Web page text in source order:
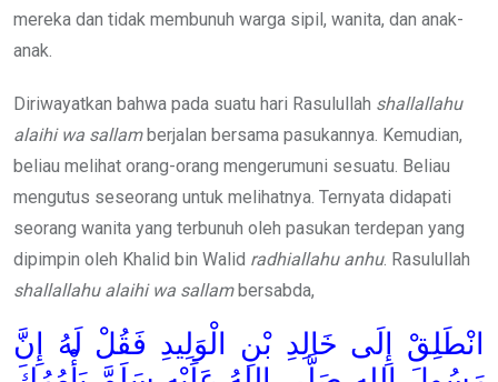
mereka dan tidak membunuh warga sipil, wanita, dan anak-
anak.
Diriwayatkan bahwa pada suatu hari Rasulullah shallallahu
alaihi wa sallamberjalan bersama pasukannya. Kemudian,
beliau melihat orang-orang mengerumuni sesuatu. Beliau
mengutus seseorang untuk melihatnya. Ternyata didapati
seorang wanita yang terbunuh oleh pasukan terdepan yang
dipimpin oleh Khalid bin Walid radhiallahu anhu. Rasulullah
shallallahu alaihi wa sallambersabda,
انْطَلِقْ إِلَى خَالِدِ بْنِ الْوَلِيدِ فَقُلْ لَهُ إِنَّ